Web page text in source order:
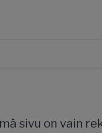
sivu on vain